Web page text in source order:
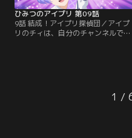
ひみつのアイプリ 第09話
9話 結成！アイプリ探偵団／アイプ
リのチィは、自分のチャンネルでア
る。そこに通りかかったクラスメイ
トのチィに、自分がアイプリだと、
1